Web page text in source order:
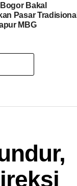
Bakal
Pasar Tradisional
MBG